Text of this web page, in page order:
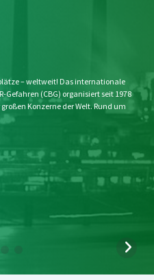
– weltweit! Das internationale
Gefahren (CBG) organisiert seit 1978
Konzerne der Welt. Rund um